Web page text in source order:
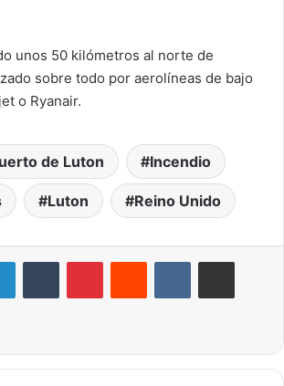
unos 50 kilómetros al norte de
sobre todo por aerolíneas de bajo
o Ryanair.
de Luton Incendio
Luton Reino Unido
LinkedInTumblr PinterestReddit VKontakteCompartir por correo